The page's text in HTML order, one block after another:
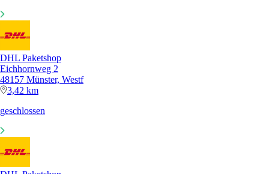
DHL Paketshop
Eichhornweg 2
48157 Münster, Westf
3,42 km
geschlossen